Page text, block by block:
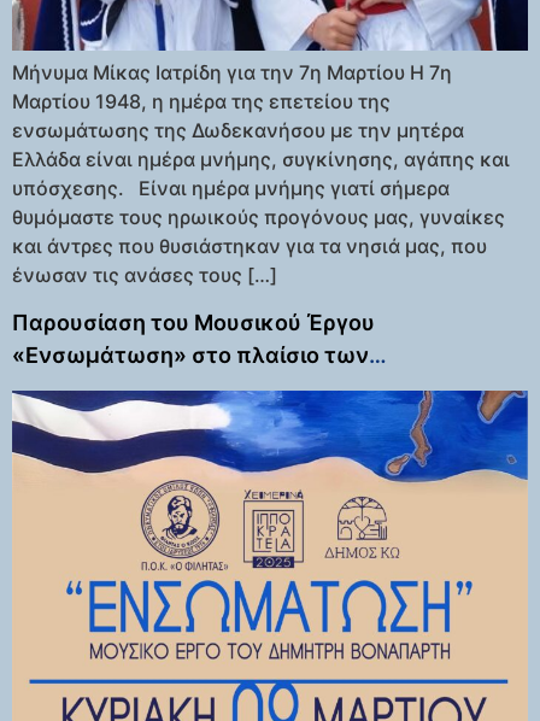
Μήνυμα Μίκας Ιατρίδη για την 7η Μαρτίου Η 7η
Μαρτίου 1948, η ημέρα της επετείου της
ενσωμάτωσης της Δωδεκανήσου με την μητέρα
Ελλάδα είναι ημέρα μνήμης, συγκίνησης, αγάπης και
υπόσχεσης. Είναι ημέρα μνήμης γιατί σήμερα
θυμόμαστε τους ηρωικούς προγόνους μας, γυναίκες
και άντρες που θυσιάστηκαν για τα νησιά μας, που
ένωσαν τις ανάσες τους […]
Παρουσίαση του Μουσικού Έργου
«Ενσωμάτωση» στο πλαίσιο των
Ιπποκρατείων 2025